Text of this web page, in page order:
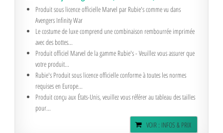
Produit sous licence officielle Marvel par Rubie's comme vu dans
Avengers Infinity War
Le costume de luxe comprend une combinaison rembourrée imprimée
avec des bottes...
Produit officiel Marvel de la gamme Rubie's - Veuillez vous assurer que
votre produit...
Rubie's Produit sous licence officielle conforme à toutes les normes
requises en Europe...
Produit conçu aux États-Unis, veuillez vous référer au tableau des tailles
pour...
VOIR : INFOS & PRIX